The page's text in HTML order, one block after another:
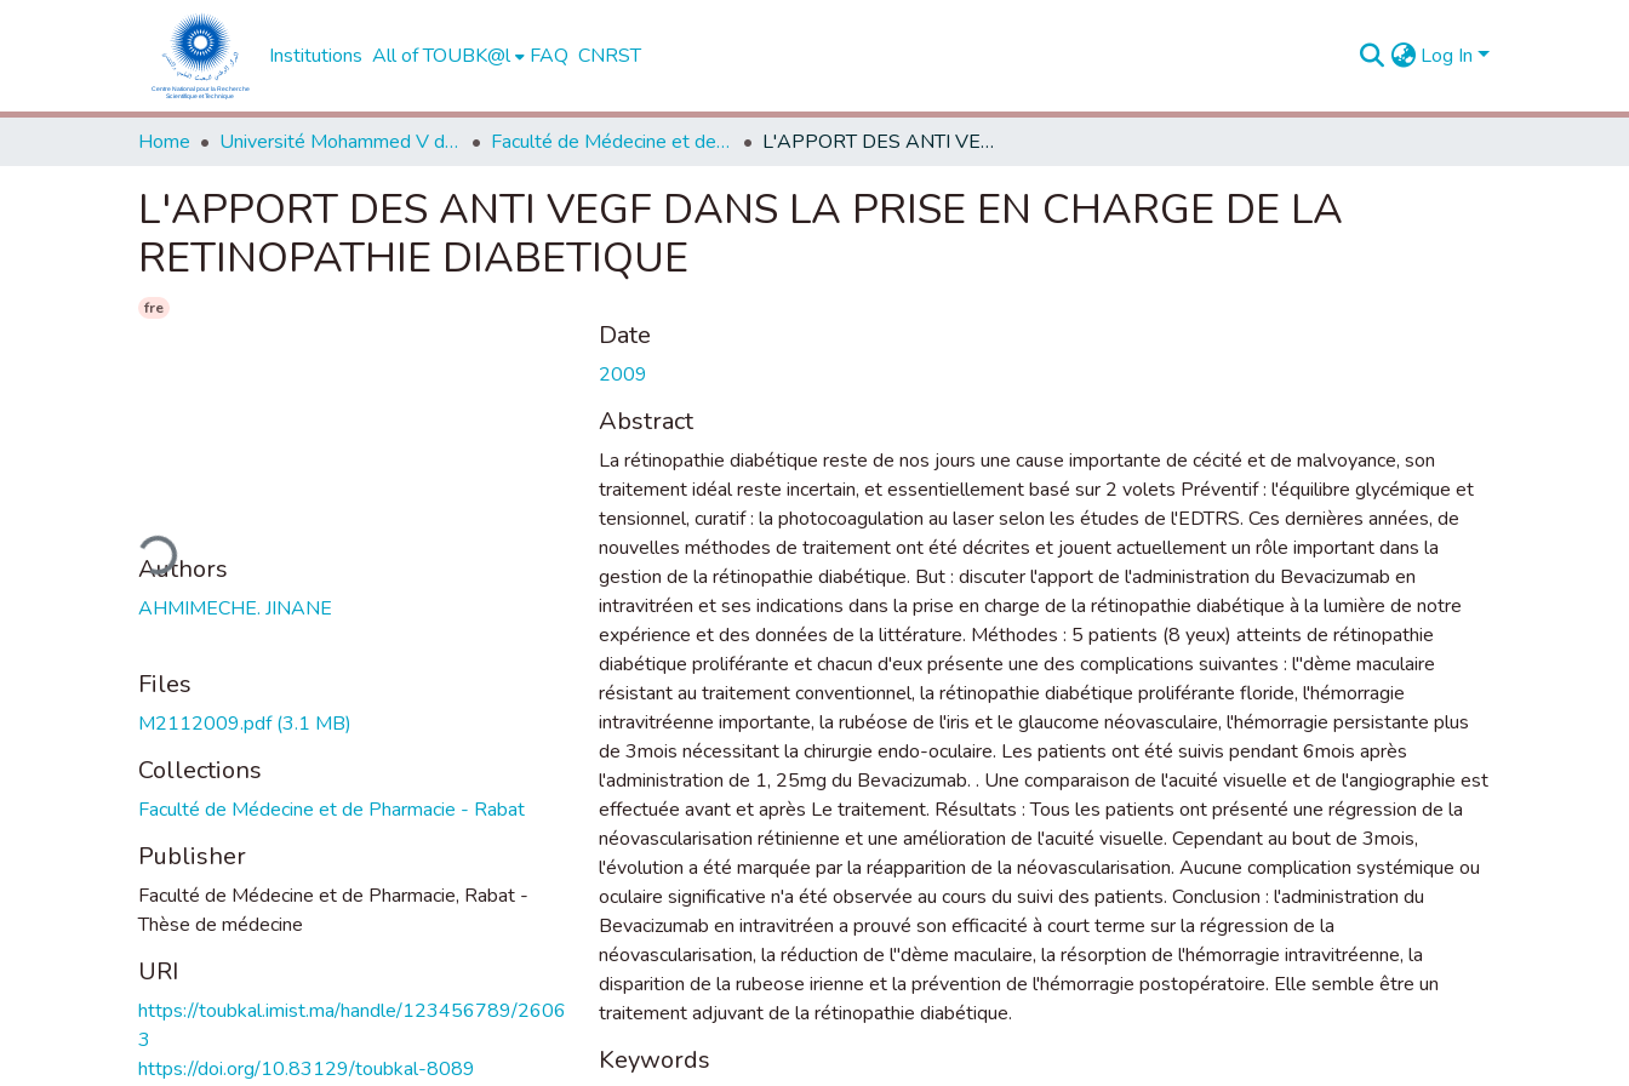
Institutions All of TOUBK@l FAQ CNRST Log In
Home Université Mohammed V de Rabat Faculté de Médecine et de Pharmacie - Rabat L'APPORT DES ANTI VEGF DANS LA PRISE EN CHARGE DE LA RETINOPATHIE DIABETIQUE
L'APPORT DES ANTI VEGF DANS LA PRISE EN CHARGE DE LA
RETINOPATHIE DIABETIQUE
fre
Loading...
Authors
AHMIMECHE. JINANE
Files
M2112009.pdf(3.1 MB)
Collections
Faculté de Médecine et de Pharmacie - Rabat
Publisher
Faculté de Médecine et de Pharmacie, Rabat -
Thèse de médecine
URI
https://toubkal.imist.ma/handle/123456789/2606
3
https://doi.org/10.83129/toubkal-8089
Date
2009
Abstract
La rétinopathie diabétique reste de nos jours une cause importante de cécité et de malvoyance, son
traitement idéal reste incertain, et essentiellement basé sur 2 volets Préventif : l'équilibre glycémique et
tensionnel, curatif : la photocoagulation au laser selon les études de l'EDTRS. Ces dernières années, de
nouvelles méthodes de traitement ont été décrites et jouent actuellement un rôle important dans la
gestion de la rétinopathie diabétique. But : discuter l'apport de l'administration du Bevacizumab en
intravitréen et ses indications dans la prise en charge de la rétinopathie diabétique à la lumière de notre
expérience et des données de la littérature. Méthodes : 5 patients (8 yeux) atteints de rétinopathie
diabétique proliférante et chacun d'eux présente une des complications suivantes : l''dème maculaire
résistant au traitement conventionnel, la rétinopathie diabétique proliférante floride, l'hémorragie
intravitréenne importante, la rubéose de l'iris et le glaucome néovasculaire, l'hémorragie persistante plus
de 3mois nécessitant la chirurgie endo-oculaire. Les patients ont été suivis pendant 6mois après
l'administration de 1, 25mg du Bevacizumab. . Une comparaison de l'acuité visuelle et de l'angiographie est
effectuée avant et après Le traitement. Résultats : Tous les patients ont présenté une régression de la
néovascularisation rétinienne et une amélioration de l'acuité visuelle. Cependant au bout de 3mois,
l'évolution a été marquée par la réapparition de la néovascularisation. Aucune complication systémique ou
oculaire significative n'a été observée au cours du suivi des patients. Conclusion : l'administration du
Bevacizumab en intravitréen a prouvé son efficacité à court terme sur la régression de la
néovascularisation, la réduction de l''dème maculaire, la résorption de l'hémorragie intravitréenne, la
disparition de la rubeose irienne et la prévention de l'hémorragie postopératoire. Elle semble être un
traitement adjuvant de la rétinopathie diabétique.
Keywords